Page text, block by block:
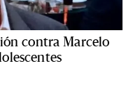
contra Marcelo